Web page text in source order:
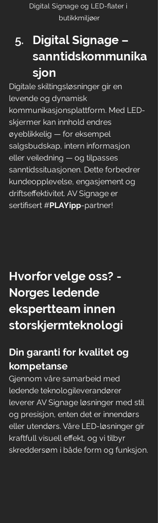
Digital Signage og LED-flater i
butikkmiljøer
Digital Signage –
sanntidskommunika
sjon
Digitale skiltingsløsninger gir en
levende og dynamisk
kommunikasjonsplattform. Med LED-
skjermer kan innhold endres
øyeblikkelig — for eksempel
salgsbudskap, intern informasjon
eller veiledning — og tilpasses
sanntidssituasjonen. Dette forbedrer
kundeopplevelse, engasjement og
driftseffektivitet. AV Signage er
sertifisert #PLAYipp-partner!
Hvorfor velge oss? -
Norges ledende
ekspertteam innen
storskjermteknologi
Din garanti for kvalitet og
kompetanse
Gjennom våre samarbeid med
ledende teknologileverandører
leverer AV Signage løsninger med stil
og presisjon, enten det er innendørs
eller utendørs. Våre LED-løsninger gir
kraftfull visuell effekt, og vi tilbyr
skreddersøm i både form og funksjon.